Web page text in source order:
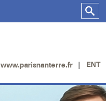
www.parisnanterre.fr ENT